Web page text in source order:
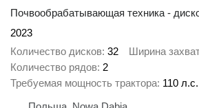
Почвообрабатывающая техника -
2023
Количество дисков 32 Ширина
Количество рядов 2
Требуемая мощность трактора 110 л.с.